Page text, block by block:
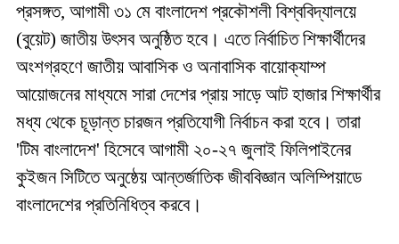
প্রসঙ্গত, আগামী ৩১ মে বাংলাদেশ প্রকৌশলী বিশ্ববিদ্যালয়ে
(বুয়েট) জাতীয় উৎসব অনুষ্ঠিত হবে। এতে নির্বাচিত শিক্ষার্থীদের
অংশগ্রহণে জাতীয় আবাসিক ও অনাবাসিক বায়োক্যাম্প
আয়োজনের মাধ্যমে সারা দেশের প্রায় সাড়ে আট হাজার শিক্ষার্থীর
মধ্য থেকে চূড়ান্ত চারজন প্রতিযোগী নির্বাচন করা হবে। তারা
'টিম বাংলাদেশ' হিসেবে আগামী ২০-২৭ জুলাই ফিলিপাইনের
কুইজন সিটিতে অনুষ্ঠেয় আন্তর্জাতিক জীববিজ্ঞান অলিম্পিয়াডে
বাংলাদেশের প্রতিনিধিত্ব করবে।